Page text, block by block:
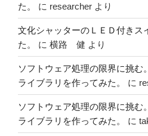
た。
に researcher より
文化シャッターのＬＥＤ付きス
た。
に 横路 健 より
ソフトウェア処理の限界に挑む
ライブラリを作ってみた。
に
ソフトウェア処理の限界に挑む
ライブラリを作ってみた。
に